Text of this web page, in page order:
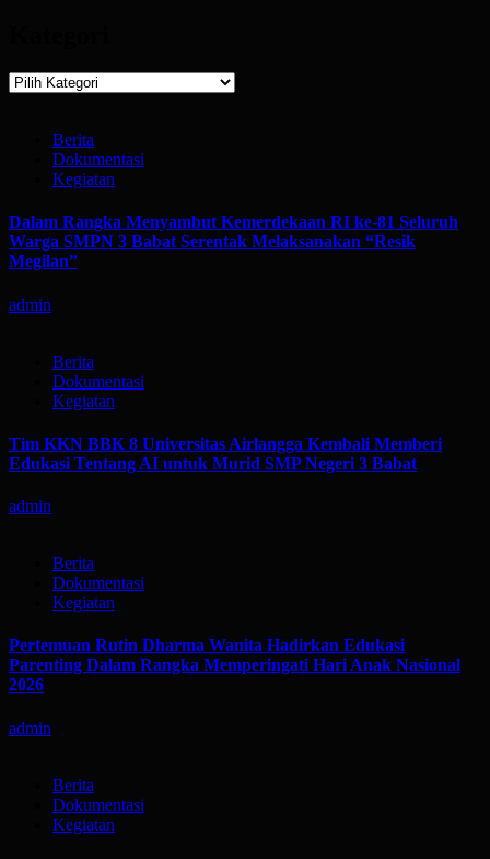
Kategori
Berita
Dokumentasi
Kegiatan
Dalam Rangka Menyambut Kemerdekaan RI ke-81 Seluruh
Warga SMPN 3 Babat Serentak Melaksanakan “Resik
Megilan”
admin
Berita
Dokumentasi
Kegiatan
Tim KKN BBK 8 Universitas Airlangga Kembali Memberi
Edukasi Tentang AI untuk Murid SMP Negeri 3 Babat
admin
Berita
Dokumentasi
Kegiatan
Pertemuan Rutin Dharma Wanita Hadirkan Edukasi
Parenting Dalam Rangka Memperingati Hari Anak Nasional
2026
admin
Berita
Dokumentasi
Kegiatan